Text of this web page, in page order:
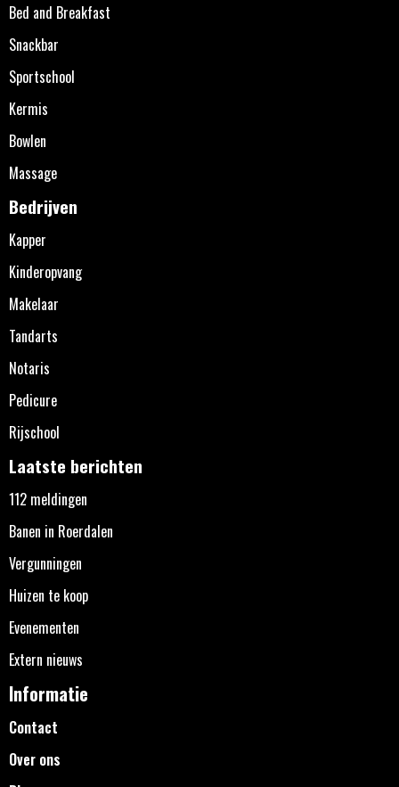
Bed and Breakfast
Snackbar
Sportschool
Kermis
Bowlen
Massage
Bedrijven
Kapper
Kinderopvang
Makelaar
Tandarts
Notaris
Pedicure
Rijschool
Laatste berichten
112 meldingen
Banen in Roerdalen
Vergunningen
Huizen te koop
Evenementen
Extern nieuws
Informatie
Contact
Over ons